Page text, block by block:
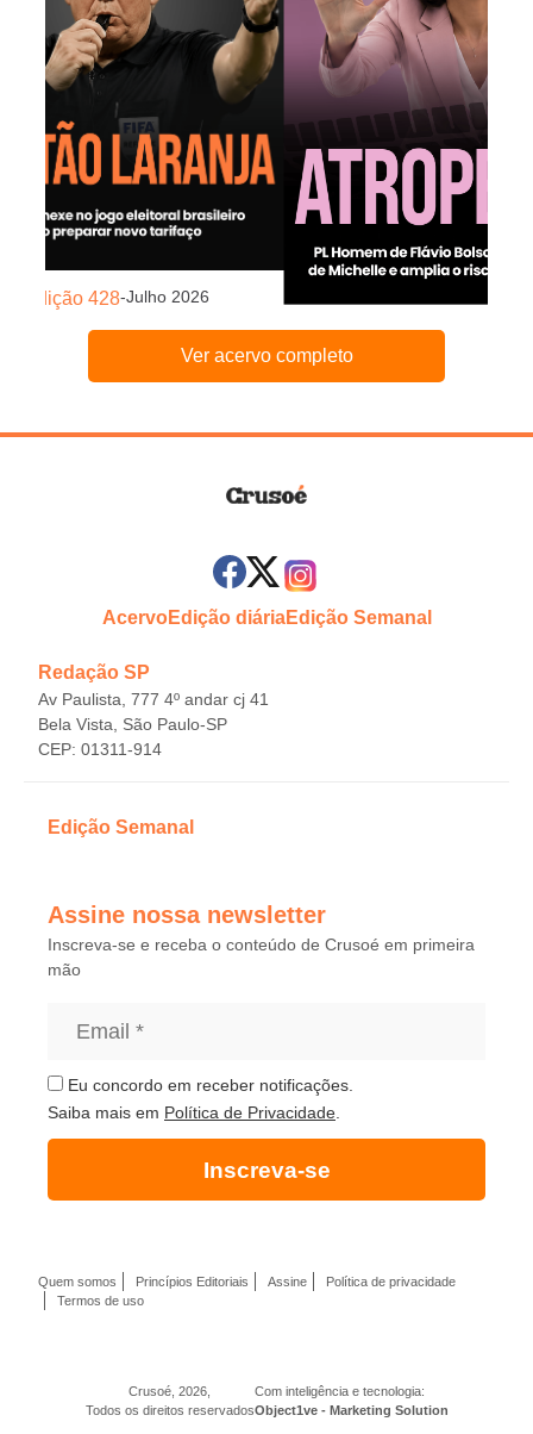
Edição 428-Julho 2026
Edição 427
Ver acervo completo
AcervoEdição diáriaEdição Semanal
Redação SP
Av Paulista, 777 4º andar cj 41
Bela Vista, São Paulo-SP
CEP: 01311-914
Edição Semanal
Assine nossa newsletter
Inscreva-se e receba o conteúdo de Crusoé em primeira
mão
Eu concordo em receber notificações.
Saiba mais em Política de Privacidade
Inscreva-se
Crusoé, 2026,
Todos os direitos reservados
Com inteligência e tecnologia:
Object1ve - Marketing Solution
Quem somos Princípios Editoriais Assine
Política de privacidade
Termos de uso